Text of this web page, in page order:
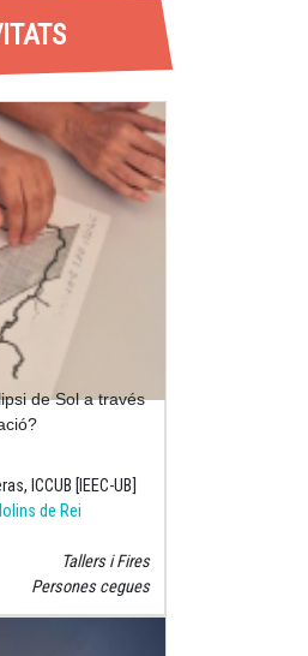
amb tots
de Sol a través
ICCUB [IEEC-UB]
de Rei
Tallers i Fires
Persones cegues